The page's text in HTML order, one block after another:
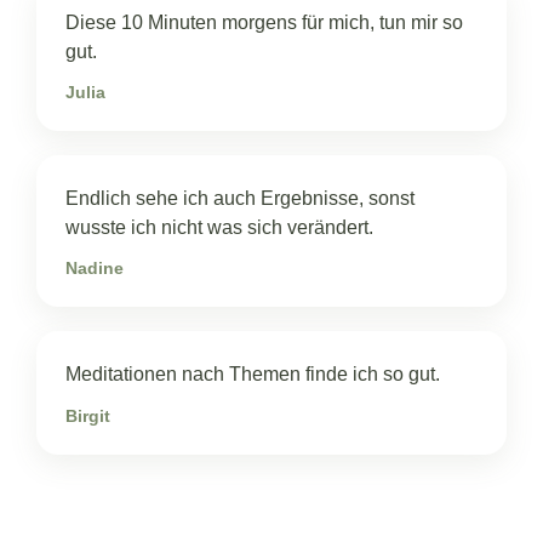
Diese 10 Minuten morgens für mich, tun mir so
gut.
Julia
Endlich sehe ich auch Ergebnisse, sonst
wusste ich nicht was sich verändert.
Nadine
Meditationen nach Themen finde ich so gut.
Birgit